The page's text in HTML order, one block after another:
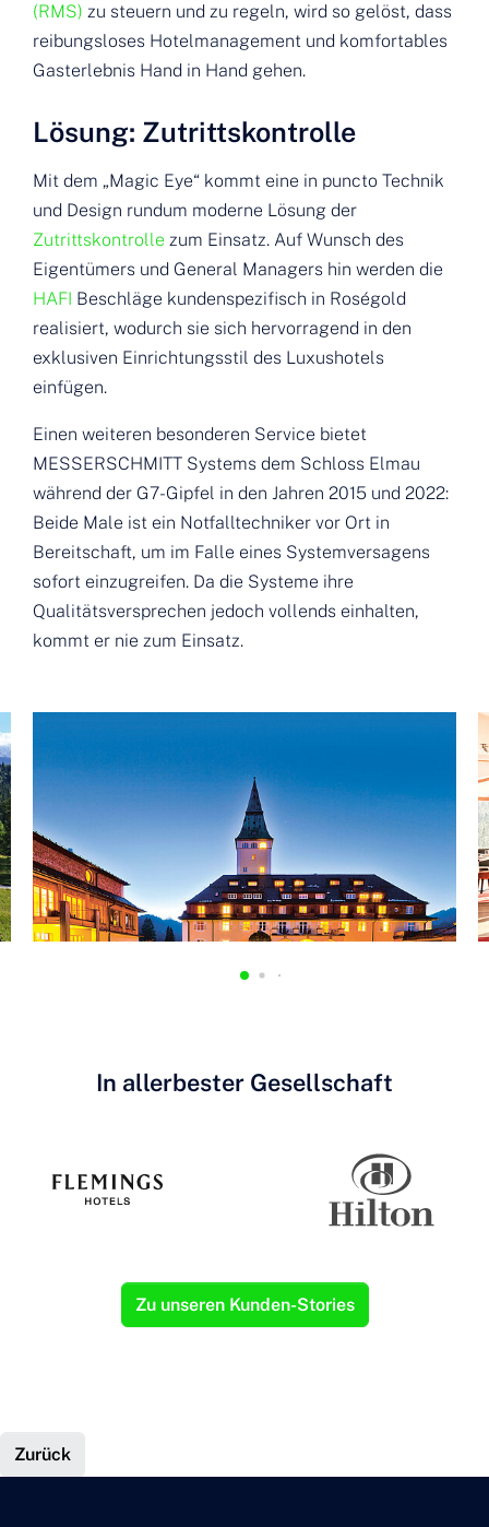
(RMS) zu steuern und zu regeln, wird so gelöst, dass
reibungsloses Hotelmanagement und komfortables
Gasterlebnis Hand in Hand gehen.
Lösung: Zutrittskontrolle
Mit dem „Magic Eye“ kommt eine in puncto Technik
und Design rundum moderne Lösung der
Zutrittskontrolle zum Einsatz. Auf Wunsch des
Eigentümers und General Managers hin werden die
HAFI Beschläge kundenspezifisch in Roségold
realisiert, wodurch sie sich hervorragend in den
exklusiven Einrichtungsstil des Luxushotels
einfügen.
Einen weiteren besonderen Service bietet
MESSERSCHMITT Systems dem Schloss Elmau
während der G7-Gipfel in den Jahren 2015 und 2022:
Beide Male ist ein Notfalltechniker vor Ort in
Bereitschaft, um im Falle eines Systemversagens
sofort einzugreifen. Da die Systeme ihre
Qualitätsversprechen jedoch vollends einhalten,
kommt er nie zum Einsatz.
In allerbester Gesellschaft
Zu unseren Kunden-Stories
Zurück